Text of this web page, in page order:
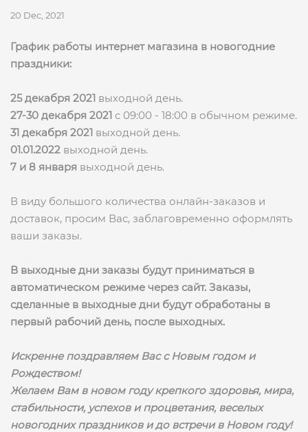
20 Dec, 2021
График работы интернет магазина в новогодние
праздники:
25 декабря 2021 выходной день.
27-30 декабря 2021 с 09:00 - 18:00 в обычном режиме.
31 декабря 2021 выходной день.
01.01.2022 выходной день.
7 и 8 января выходной день.
В виду большого количества онлайн-заказов и
доставок, просим Вас, заблаговременно оформлять
ваши заказы.
В выходные дни заказы будут приниматься в
автоматическом режиме через сайт. Заказы,
сделанные в выходные дни будут обработаны в
первый рабочий день, после выходных.
Искренне поздравляем Вас с Новым годом и
Рождеством!
Желаем Вам в новом году крепкого здоровья, мира,
стабильности, успехов и процветания, веселых
новогодних праздников и до встречи в Новом году!